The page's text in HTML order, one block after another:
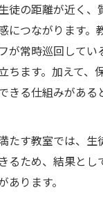
の安全評価と第
底的にチェックす
導の安全性を徹底
導の安全条件を見
の安全性を体験
徒の距離が近く、
につながります。
が常時巡回して
ちます。加えて、
きる仕組みがある
たす教室では、生
るため、結果とし
ります。